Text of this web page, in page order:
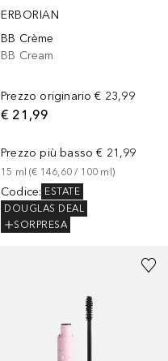
ERBORIAN
BB Crème
BB Cream
Prezzo originario € 23,99
€ 21,99
Prezzo più basso € 21,99
15 ml (€ 146,60 / 100 ml)
Codice: ESTATE
DOUGLAS DEAL
SORPRESA